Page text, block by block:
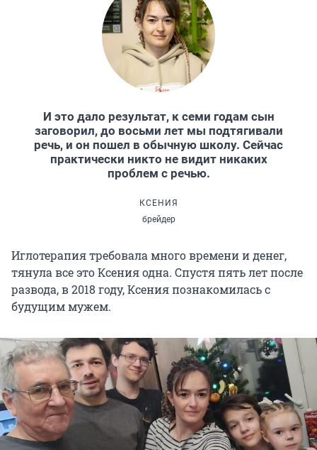
И это дало результат, к семи годам сын
заговорил, до восьми лет мы подтягивали
речь, и он пошел в обычную школу. Сейчас
практически никто не видит никаких
проблем с речью.
КСЕНИЯ
брейдер
Иглотерапия требовала много времени и денег,
тянула все это Ксения одна. Спустя пять лет после
развода, в 2018 году, Ксения познакомилась с
будущим мужем.